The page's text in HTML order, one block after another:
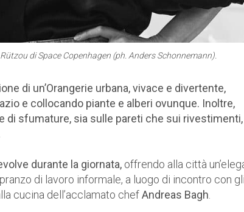
di Space Copenhagen (ph. Anders Schonnemann).
di un’Orangerie urbana, vivace e divertente,
e collocando piante e alberi ovunque. Inoltre,
di sfumature, sia sulle pareti che sui rivestimenti,
durante la giornata, offrendo alla città
di lavoro informale, a luogo di incontro con
cucina dell’acclamato chefAndreas Bagh.